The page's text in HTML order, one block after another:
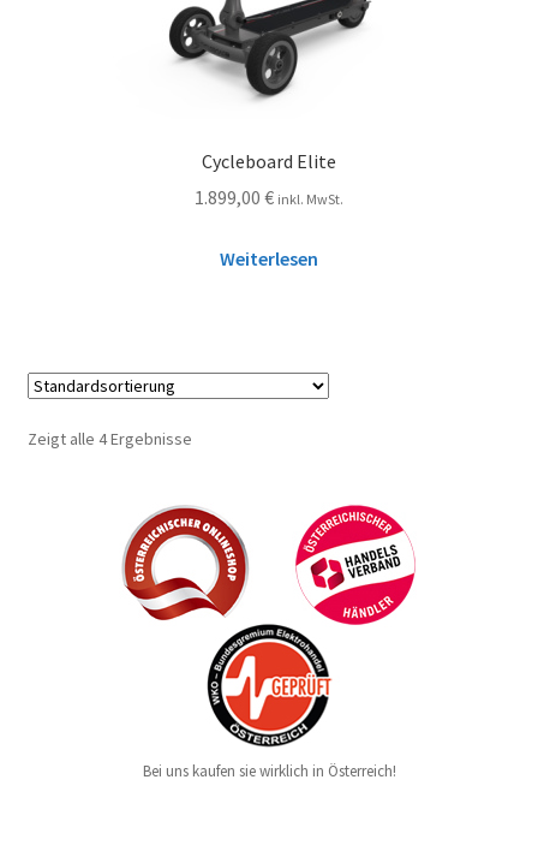
Cycleboard Elite
1.899,00 € inkl. MwSt.
Weiterlesen
Zeigt alle 4 Ergebnisse
Bei uns kaufen sie wirklich in Österreich!